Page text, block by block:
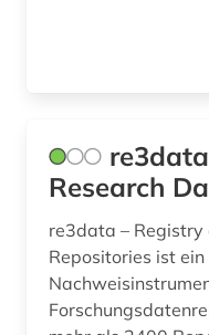
Research
re3data – Registry
Repositories ist